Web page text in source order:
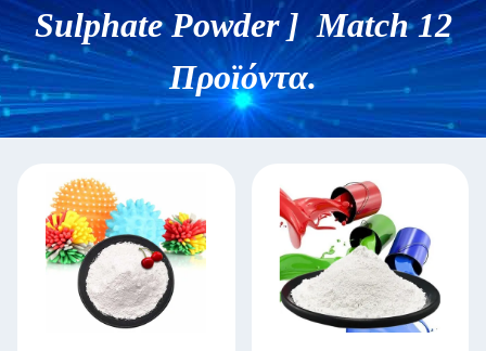
Sulphate Powder ] Match 12
Προϊόντα.